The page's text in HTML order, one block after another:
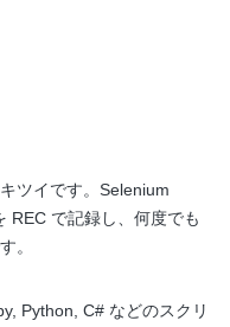
ツイです。Selenium
REC で記録し、何度でも
。
Python, C# などのスクリ